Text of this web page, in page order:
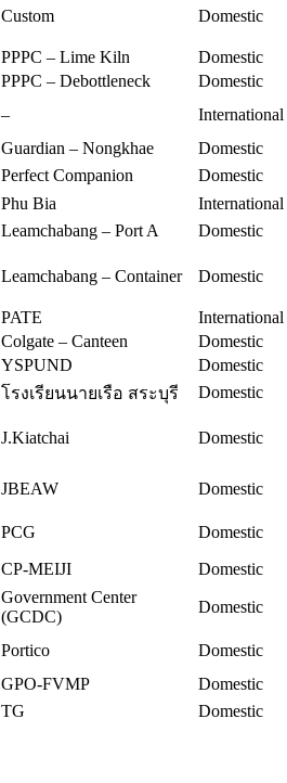
Custom Domestic
PPPC – Lime Kiln Domestic
PPPC – Debottleneck Domestic
– International
Guardian – Nongkhae Domestic
Perfect Companion Domestic
Phu Bia International
Leamchabang – Port A Domestic
Leamchabang – Container Domestic
PATE International
Colgate – Canteen Domestic
YSPUND Domestic
โรงเรียนนายเรือ สระบุรี Domestic
J.Kiatchai Domestic
JBEAW Domestic
PCG Domestic
CP-MEIJI Domestic
Government Center
(GCDC)
Domestic
Portico Domestic
GPO-FVMP Domestic
TG Domestic